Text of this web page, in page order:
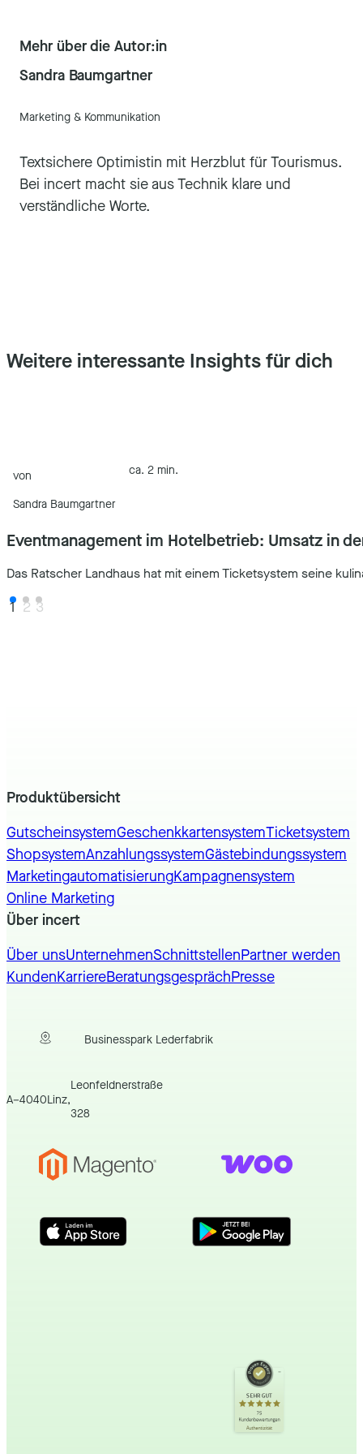
Mehr über die Autor:in
Sandra Baumgartner
Marketing & Kommunikation
Textsichere Optimistin mit Herzblut für Tourismus.
Bei incert macht sie aus Technik klare und
verständliche Worte.
Weitere interessante Insights für dich
von
Sandra Baumgartner
ca. 2 min.
Eventmanagement im Hotelbetrieb: Umsatz in
Das Ratscher Landhaus hat mit einem Ticketsystem seine
1 2 3
Produktübersicht
GutscheinsystemGeschenkkartensystemTicketsystem
ShopsystemAnzahlungssystemGästebindungssystem
MarketingautomatisierungKampagnensystem
Online Marketing
Über incert
Über unsUnternehmenSchnittstellenPartner werden
KundenKarriereBeratungsgesprächPresse
Businesspark Lederfabrik
A–4040Linz,
Leonfeldnerstraße
328
SEHR GUT
75
Kundenbewertungen
Authentizität
Kundenbewertungen und Erfahrungen zu
incert eTourismus
Empfehlungen auf
ProvenExpert.com
SEHR GUT